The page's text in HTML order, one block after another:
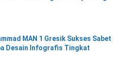
MAN 1 Gresik Sukses Sabet
Desain Infografis Tingkat